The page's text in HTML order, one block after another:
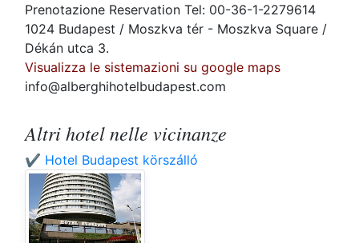
Prenotazione Reservation Tel: 00-36-1-2279614
1024 Budapest / Moszkva tér - Moszkva Square /
Dékán utca 3.
Visualizza le sistemazioni su google maps
info@alberghihotelbudapest.com
Altri hotel nelle vicinanze
✔️ Hotel Budapest körszálló